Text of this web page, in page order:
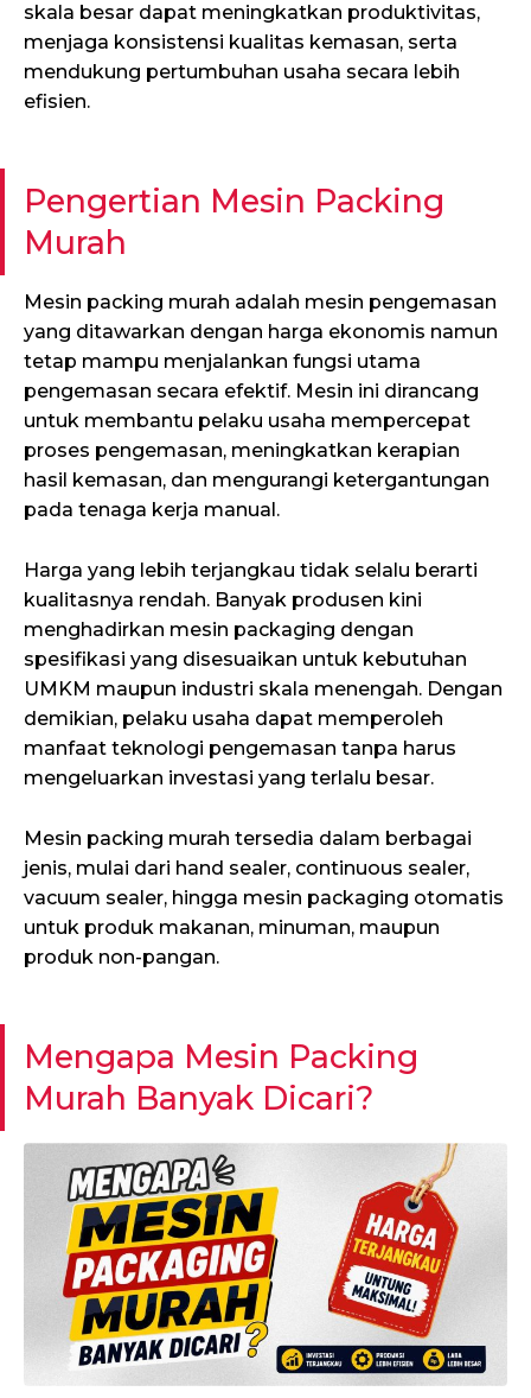
skala besar dapat meningkatkan produktivitas,
menjaga konsistensi kualitas kemasan, serta
mendukung pertumbuhan usaha secara lebih
efisien.
Pengertian Mesin Packing
Murah
Mesin packing murah adalah mesin pengemasan
yang ditawarkan dengan harga ekonomis namun
tetap mampu menjalankan fungsi utama
pengemasan secara efektif. Mesin ini dirancang
untuk membantu pelaku usaha mempercepat
proses pengemasan, meningkatkan kerapian
hasil kemasan, dan mengurangi ketergantungan
pada tenaga kerja manual.
Harga yang lebih terjangkau tidak selalu berarti
kualitasnya rendah. Banyak produsen kini
menghadirkan mesin packaging dengan
spesifikasi yang disesuaikan untuk kebutuhan
UMKM maupun industri skala menengah. Dengan
demikian, pelaku usaha dapat memperoleh
manfaat teknologi pengemasan tanpa harus
mengeluarkan investasi yang terlalu besar.
Mesin packing murah tersedia dalam berbagai
jenis, mulai dari hand sealer, continuous sealer,
vacuum sealer, hingga mesin packaging otomatis
untuk produk makanan, minuman, maupun
produk non-pangan.
Mengapa Mesin Packing
Murah Banyak Dicari?